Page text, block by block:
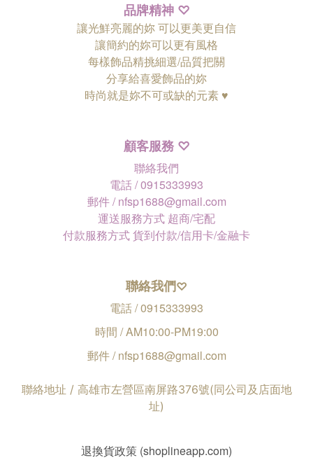
品牌精神 ♡
讓光鮮亮麗的妳 可以更美更自信
讓簡約的妳可以更有風格
每樣飾品精挑細選/品質把關
分享給喜愛飾品的妳
時尚就是妳不可或缺的元素 ♥
顧客服務 ♡
聯絡我們
電話 / 0915333993
郵件 / nfsp1688@gmail.com
運送服務方式 超商/宅配
付款服務方式 貨到付款/信用卡/金融卡
聯絡我們♡
電話 / 0915333993
時間 / AM10:00-PM19:00
郵件 / nfsp1688@gmail.com
聯絡地址 / 高雄市左營區南屏路376號(同公司及店面地
址)
退換貨政策 (shoplineapp.com)